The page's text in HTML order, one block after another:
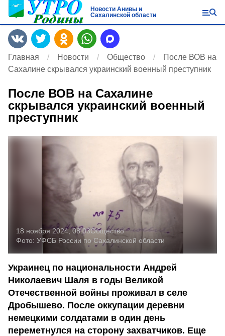
Новости Анивы и
Сахалинской области
Главная Новости Общество
После ВОВ на
Сахалине скрывался украинский военный преступник
После ВОВ на Сахалине
скрывался украинский военный
преступник
18 ноября 2024, 08:03Общество
Фото: УФСБ России по Сахалинской области
Украинец по национальности Андрей
Николаевич Шаля в годы Великой
Отечественной войны проживал в селе
Дробышево. После оккупации деревни
немецкими солдатами в один день
переметнулся на сторону захватчиков. Еще